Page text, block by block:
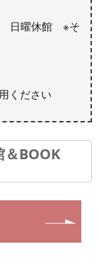
日曜休館 ※そ
ください
＆BOOK